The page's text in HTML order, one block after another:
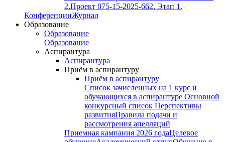
2.Проект 075-15-2025-662. Этап 1.
КонференцииЖурнал
Образование
Образование
Образование
Аспирантура
Аспирантура
Приём в аспирантуру
Приём в аспирантуру
Список зачисленных на 1 курс и
обучающихся в аспирантуре Основной
конкурсный список Перспективы
развитияПравила подачи и
рассмотрения апелляций
Приемная кампания 2026 годаЦелевое